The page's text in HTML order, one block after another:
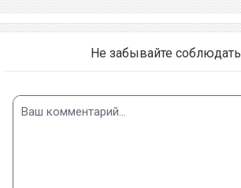
Не забывайте соблюдать